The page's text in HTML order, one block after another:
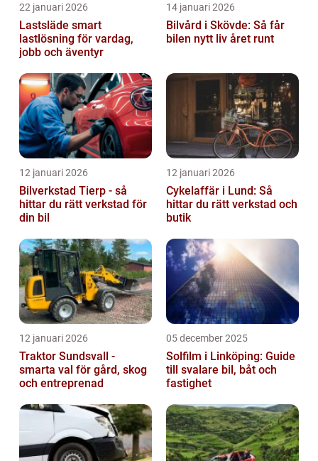
22 januari 2026
Lastsläde smart
lastlösning för vardag,
jobb och äventyr
14 januari 2026
Bilvård i Skövde: Så får
bilen nytt liv året runt
12 januari 2026
Bilverkstad Tierp - så
hittar du rätt verkstad för
din bil
12 januari 2026
Cykelaffär i Lund: Så
hittar du rätt verkstad och
butik
12 januari 2026
Traktor Sundsvall -
smarta val för gård, skog
och entreprenad
05 december 2025
Solfilm i Linköping: Guide
till svalare bil, båt och
fastighet